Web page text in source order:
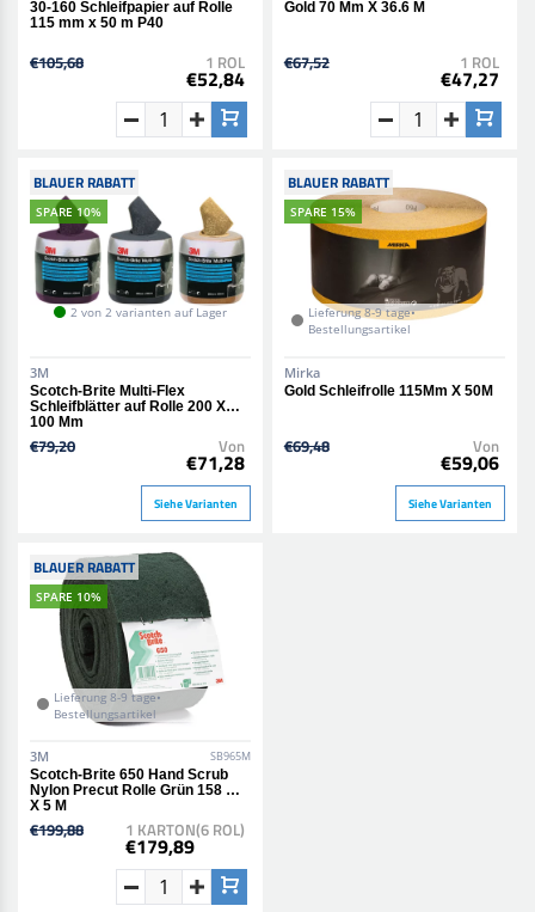
30-160 Schleifpapier auf Rolle
115 mm x 50 m P40
€105,68 1 ROL
€52,84
Gold 70 Mm X 36.6 M
€67,52 1 ROL
€47,27
BLAUER RABATT
SPARE 10%
2 von 2 varianten auf Lager
3M
Scotch-Brite Multi-Flex
Schleifblätter auf Rolle 200 X
100 Mm
€79,20 Von
€71,28
Siehe Varianten
BLAUER RABATT
SPARE 15%
Lieferung 8-9 tage•
Bestellungsartikel
Mirka
Gold Schleifrolle 115Mm X 50M
€69,48 Von
€59,06
Siehe Varianten
BLAUER RABATT
SPARE 10%
Lieferung 8-9 tage•
Bestellungsartikel
3M SB965M
Scotch-Brite 650 Hand Scrub
Nylon Precut Rolle Grün 158 Mm
X 5 M
€199,88 1 KARTON(6 ROL)
€179,89